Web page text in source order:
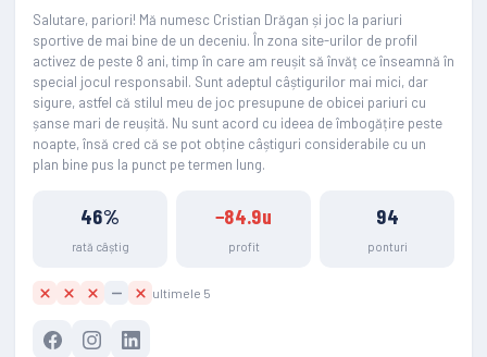
Salutare, pariori! Mă numesc Cristian Drăgan și joc la pariuri
sportive de mai bine de un deceniu. În zona site-urilor de profil
activez de peste 8 ani, timp în care am reușit să învăț ce înseamnă în
special jocul responsabil. Sunt adeptul câștigurilor mai mici, dar
sigure, astfel că stilul meu de joc presupune de obicei pariuri cu
șanse mari de reușită. Nu sunt acord cu ideea de îmbogățire peste
noapte, însă cred că se pot obține câștiguri considerabile cu un
plan bine pus la punct pe termen lung.
46%
rată câștig
−84.9u
profit
94
ponturi
ultimele 5